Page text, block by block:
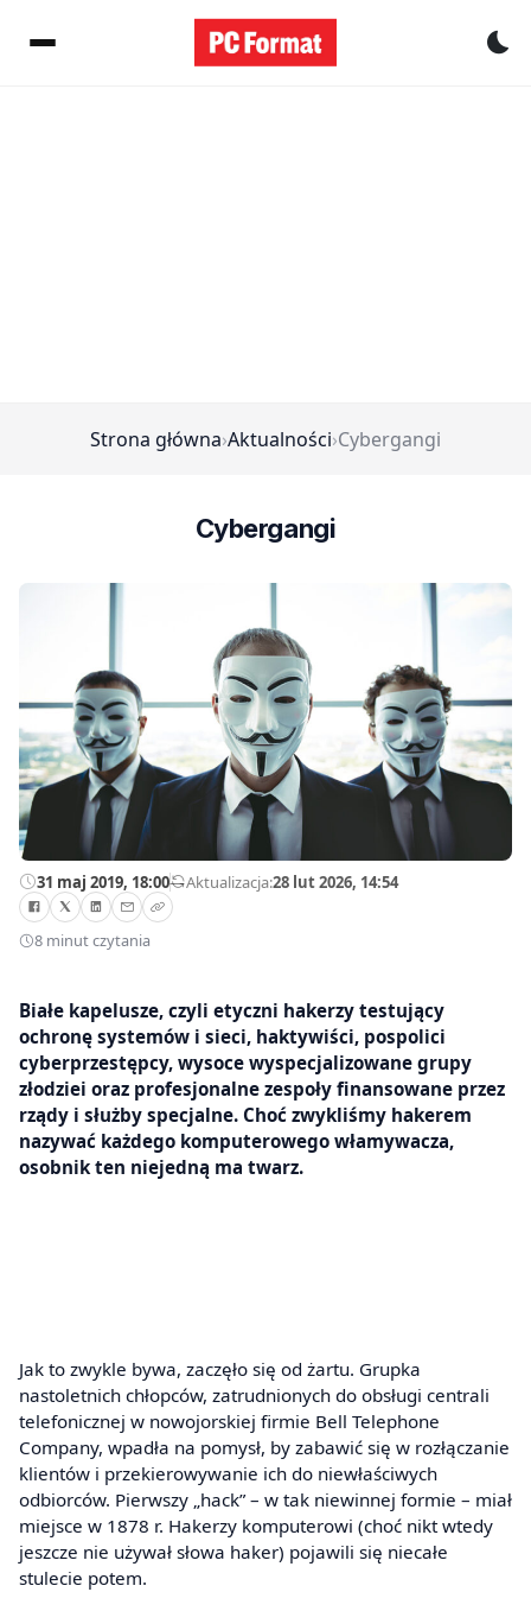
Strona główna›Aktualności›Cybergangi
Cybergangi
31 maj 2019, 18:00—Aktualizacja:28 lut 2026, 14:54
8 minut czytania
Białe kapelusze, czyli etyczni hakerzy testujący
ochronę systemów i sieci, haktywiści, pospolici
cyberprzestępcy, wysoce wyspecjalizowane grupy
złodziei oraz profesjonalne zespoły finansowane przez
rządy i służby specjalne. Choć zwykliśmy hakerem
nazywać każdego komputerowego włamywacza,
osobnik ten niejedną ma twarz.
Jak to zwykle bywa, zaczęło się od żartu. Grupka
nastoletnich chłopców, zatrudnionych do obsługi centrali
telefonicznej w nowojorskiej firmie Bell Telephone
Company, wpadła na pomysł, by zabawić się w rozłączanie
klientów i przekierowywanie ich do niewłaściwych
odbiorców. Pierwszy „hack” – w tak niewinnej formie – miał
miejsce w 1878 r. Hakerzy komputerowi (choć nikt wtedy
jeszcze nie używał słowa haker) pojawili się niecałe
stulecie potem.